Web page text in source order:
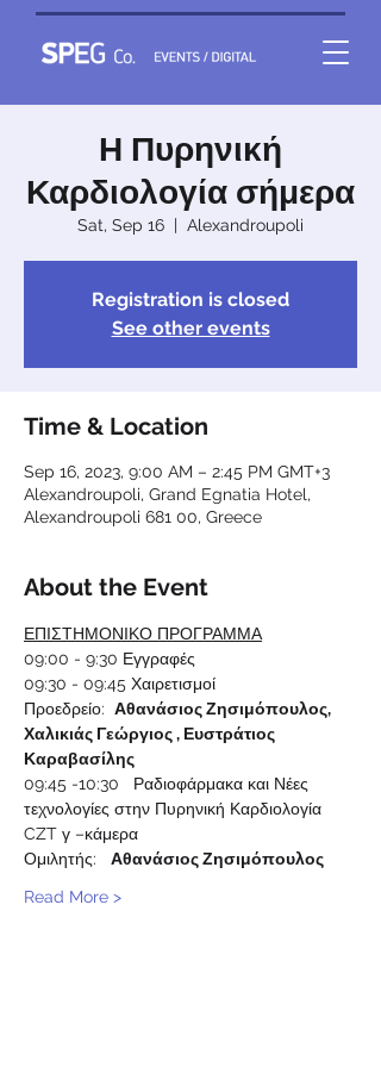
Η Πυρηνική
Καρδιολογία σήμερα
Sat, Sep 16
  |
Alexandroupoli
Registration is closed
See other events
Time & Location
Sep 16, 2023, 9:00 AM – 2:45 PM GMT+3
Alexandroupoli, Grand Egnatia Hotel,
Alexandroupoli 681 00, Greece
About the Event
ΕΠΙΣΤΗΜΟΝΙΚΟ ΠΡΟΓΡΑΜΜΑ
09:00 - 9:30 Εγγραφές
09:30 - 09:45 Χαιρετισμοί
Προεδρείο: Αθανάσιος Ζησιμόπουλος,
Χαλικιάς Γεώργιος , Ευστράτιος
Καραβασίλης
09:45 -10:30   Ραδιοφάρμακα και Νέες
τεχνολογίες στην Πυρηνική Καρδιολογία
CZT γ –κάμερα
Ομιλητής: Αθανάσιος Ζησιμόπουλος
Read More >